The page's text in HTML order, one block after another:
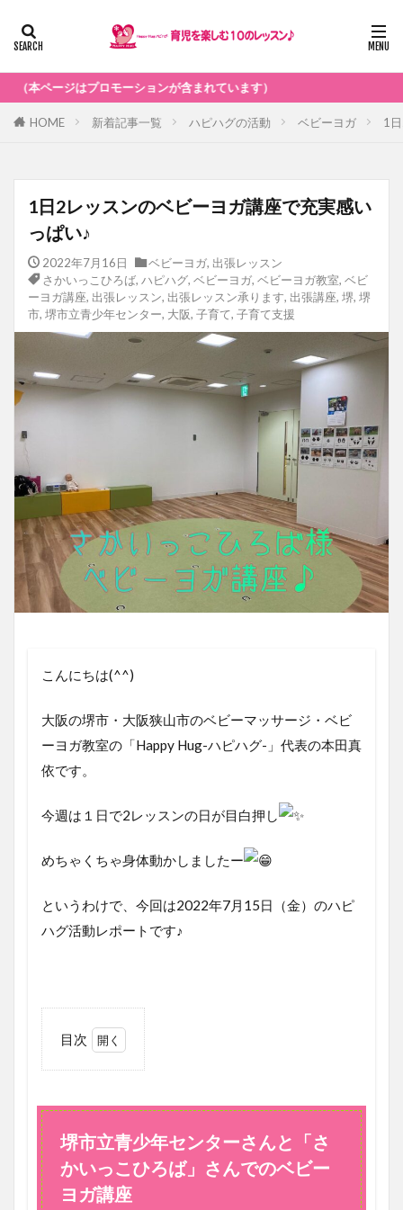
ョンが含まれています）
HOME 新着記事一覧 ハピハグの活動 ベビーヨガ 1
1日2レッスンのベビーヨガ講座で充実感い
っぱい♪
2022年7月16日 ベビーヨガ, 出張レッスン
さかいっこひろば, ハピハグ, ベビーヨガ, ベビーヨガ教室, ベビ
ーヨガ講座, 出張レッスン, 出張レッスン承ります, 出張講座, 堺, 堺
市, 堺市立青少年センター, 大阪, 子育て, 子育て支援
ベビーヨガ
こんにちは(^^)
大阪の堺市・大阪狭山市のベビーマッサージ・ベビ
ーヨガ教室の「Happy Hug-ハピハグ-」代表の本田真
依です。
今週は１日で2レッスンの日が目白押し
めちゃくちゃ身体動かしましたー
というわけで、今回は2022年7月15日（金）のハピ
ハグ活動レポートです♪
目次
セン
ター
さん
「さ
堺市立青少年センターさんと「さ
かいっこひろば」さんでのベビー
ヨガ講座